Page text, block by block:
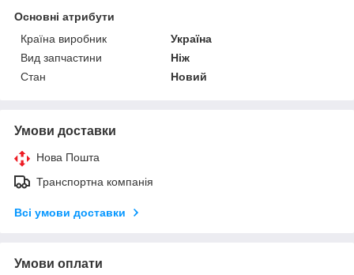
Основні атрибути
Країна виробник
Україна
Вид запчастини
Ніж
Стан
Новий
Умови доставки
Нова Пошта
Транспортна компанія
Всі умови доставки
Умови оплати